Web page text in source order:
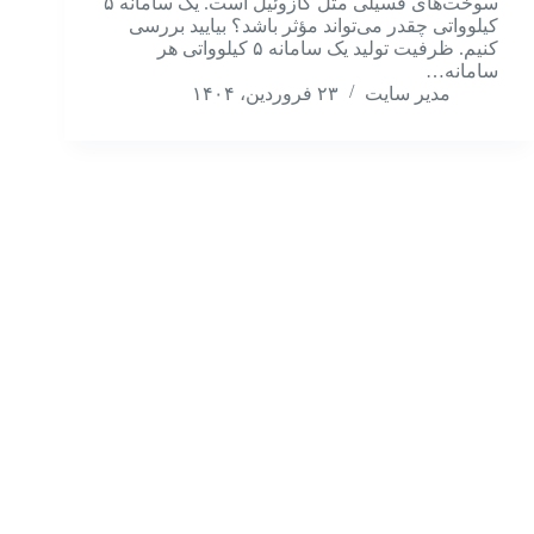
کیلوواتی چقدر می‌تواند مؤثر باشد؟ بیایید بررسی
کنیم. ظرفیت تولید یک سامانه ۵ کیلوواتی هر
سامانه…
مدیر سایت
۲۳ فروردین، ۱۴۰۴